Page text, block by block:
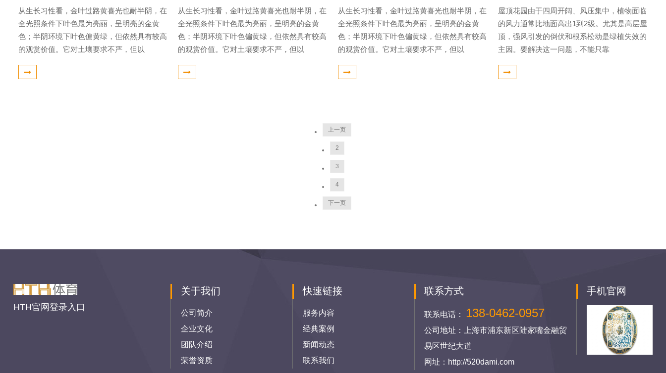
从生长习性看，金叶过路黄喜光也耐半阴，在
全光照条件下叶色最为亮丽，呈明亮的金黄
色；半阴环境下叶色偏黄绿，但依然具有较高
的观赏价值。它对土壤要求不严，但以
从生长习性看，金叶过路黄喜光也耐半阴，在
全光照条件下叶色最为亮丽，呈明亮的金黄
色；半阴环境下叶色偏黄绿，但依然具有较高
的观赏价值。它对土壤要求不严，但以
从生长习性看，金叶过路黄喜光也耐半阴，在
全光照条件下叶色最为亮丽，呈明亮的金黄
色；半阴环境下叶色偏黄绿，但依然具有较高
的观赏价值。它对土壤要求不严，但以
屋顶花园由于四周开阔、风压集中，植物面临
的风力通常比地面高出1到2级。尤其是高层屋
顶，强风引发的倒伏和根系松动是绿植失效的
主因。要解决这一问题，不能只靠
上一页
2
3
4
下一页
HTH官网登录入口
关于我们
公司简介
企业文化
团队介绍
荣誉资质
快速链接
服务内容
经典案例
新闻动态
联系我们
联系方式
联系电话： 138-0462-0957
公司地址：上海市浦东新区陆家嘴金融贸
易区世纪大道
网址：http://520dami.com
手机官网